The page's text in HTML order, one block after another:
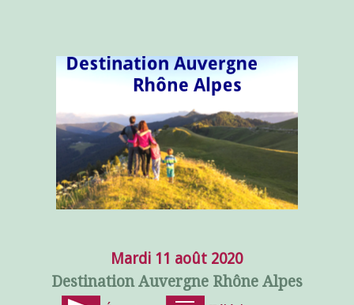
Mardi 11 août 2020
Destination Auvergne Rhône Alpes